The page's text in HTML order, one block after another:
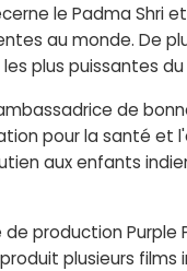
le Padma Shri
au monde. De
plus puissantes
de
pour la santé et
aux enfants
production Purple
plusieurs films